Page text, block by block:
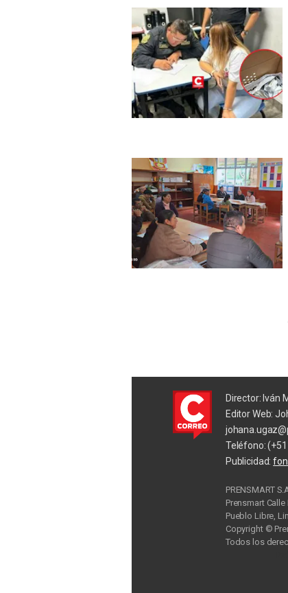
Director: Iván
Editor Web:
Teléfono:
Publicidad:
PRENSMART
Prensmart
Pueblo Libre,
Copyright ©
Todos los